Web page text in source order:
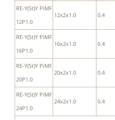
RE-Y(St)Y PiMF
12P1.0
12x2x1.0 0.4
RE-Y(St)Y PiMF
16P1.0
16x2x1.0 0.4
RE-Y(St)Y PiMF
20P1.0
20x2x1.0 0.4
RE-Y(St)Y PiMF
24P1.0
24x2x1.0 0.4